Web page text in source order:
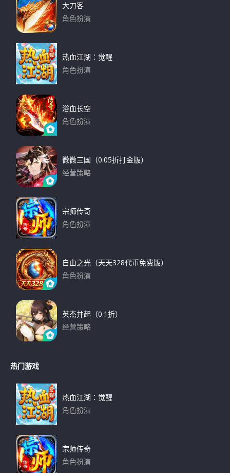
大刀客
角色扮演
热血江湖：觉醒
角色扮演
浴血长空
角色扮演
微微三国（0.05折打金版）
经营策略
宗师传奇
角色扮演
自由之光（天天328代币免费版）
角色扮演
英杰并起（0.1折）
经营策略
热门游戏
热血江湖：觉醒
角色扮演
宗师传奇
角色扮演